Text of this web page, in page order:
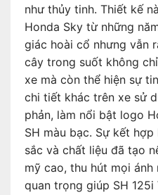
như thủy tinh. Thiết kế
Honda Sky từ những
giác hoài cổ nhưng vẫn
cây trong suốt không
xe mà còn thể hiện sự
chi tiết khác trên xe sử
phản, làm nổi bật logo
SH màu bạc. Sự kết
sắc và chất liệu đã tạo
mỹ cao, thu hút mọi
quan trọng giúp SH